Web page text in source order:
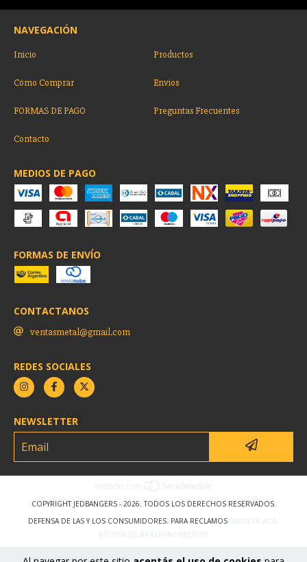
NAVEGACIÓN
Inicio Productos
Cómo Comprar Envios
FORMAS DE PAGO Preguntas Frecuentes
Contacto
MEDIOS DE PAGO
FORMAS DE ENVÍO
CONTACTANOS
ventasmetal@gmail.com
REDES SOCIALES
NEWSLETTER
COPYRIGHT JEDBANGERS - 2026. TODOS LOS DERECHOS RESERVADOS.
DEFENSA DE LAS Y LOS CONSUMIDORES. PARA RECLAMOS